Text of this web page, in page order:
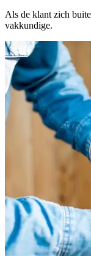
Als de klant zich
vakkundige.